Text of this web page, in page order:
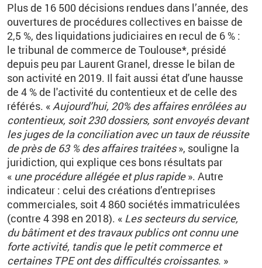
Plus de 16 500 décisions rendues dans l’année, des
ouvertures de procédures collectives en baisse de
2,5 %, des liquidations judiciaires en recul de 6 % :
le tribunal de commerce de Toulouse*, présidé
depuis peu par Laurent Granel, dresse le bilan de
son activité en 2019. Il fait aussi état d'une hausse
de 4 % de l'activité du contentieux et de celle des
référés. «Aujourd’hui, 20% des affaires enrôlées au
contentieux, soit 230 dossiers, sont envoyés devant
les juges de la conciliation avec un taux de réussite
de près de 63 % des affaires traitées », souligne la
juridiction, qui explique ces bons résultats par
« une procédure allégée et plus rapide ». Autre
indicateur : celui des créations d’entreprises
commerciales, soit 4 860 sociétés immatriculées
(contre 4 398 en 2018). « Les secteurs du service,
du bâtiment et des travaux publics ont connu une
forte activité, tandis que le petit commerce et
certaines TPE ont des difficultés croissantes. »